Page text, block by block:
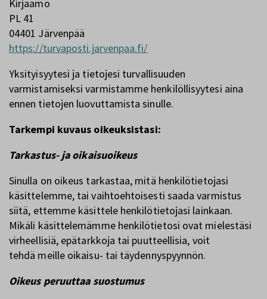
Kirjaamo
PL 41
04401 Järvenpää
https://turvaposti.jarvenpaa.fi/
Yksityisyytesi ja tietojesi turvallisuuden
varmistamiseksi varmistamme henkilöllisyytesi aina
ennen tietojen luovuttamista sinulle.
Tarkempi kuvaus oikeuksistasi:
Tarkastus- ja oikaisuoikeus
Sinulla on oikeus tarkastaa, mitä henkilötietojasi
käsittelemme, tai vaihtoehtoisesti saada varmistus
siitä, ettemme käsittele henkilötietojasi lainkaan.
Mikäli käsittelemämme henkilötietosi ovat mielestäsi
virheellisiä, epätarkkoja tai puutteellisia, voit
tehdä meille oikaisu- tai täydennyspyynnön.
Oikeus peruuttaa suostumus